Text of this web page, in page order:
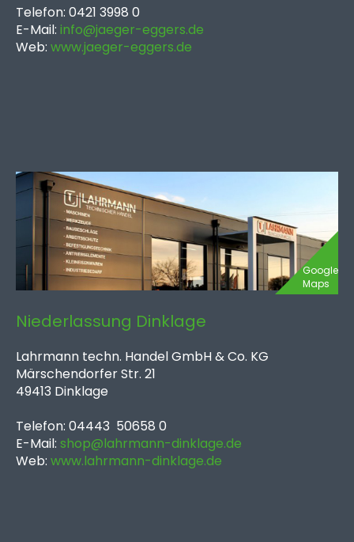
Telefon: 0421 3998 0
E-Mail: info@jaeger-eggers.de
Web: www.jaeger-eggers.de
Google
Maps
Niederlassung Dinklage
Lahrmann techn. Handel GmbH & Co. KG
Märschendorfer Str. 21
49413 Dinklage
Telefon: 04443 50658 0
E-Mail: shop@lahrmann-dinklage.de
Web: www.lahrmann-dinklage.de